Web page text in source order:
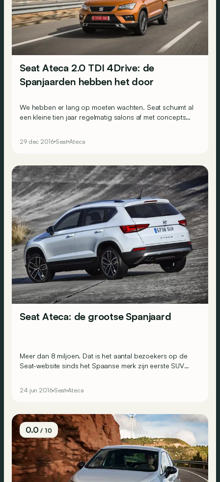
Seat Ateca 2.0 TDI 4Drive: de
Spanjaarden hebben het door
We hebben er lang op moeten wachten. Seat schuimt al
een kleine tien jaar regelmatig salons af met concepts
Ateca het wachten waard?
29 dec 2016 Seat Ateca
Seat Ateca: de grootse Spanjaard
Meer dan 8 miljoen. Dat is het aantal bezoekers op de
Seat-website sinds het Spaanse merk zijn eerste SUV
verwachtingen inlossen?
24 jun 2016 Seat Ateca
0.0/ 10